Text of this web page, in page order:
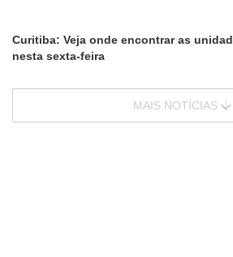
Curitiba: Veja onde encontrar as
nesta sexta-feira
MAIS NOTÍCIAS